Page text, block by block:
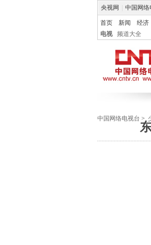
央视网 中国网络
首页 新闻 经济
电视
频道大全
中国网络电视台 >